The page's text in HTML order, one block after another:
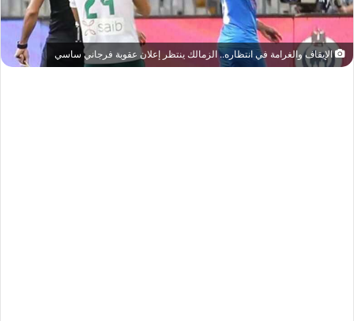
الإيقاف والغرامة في انتظاره.. الزمالك ينتظر إعلان عقوبة فرجاني ساسي